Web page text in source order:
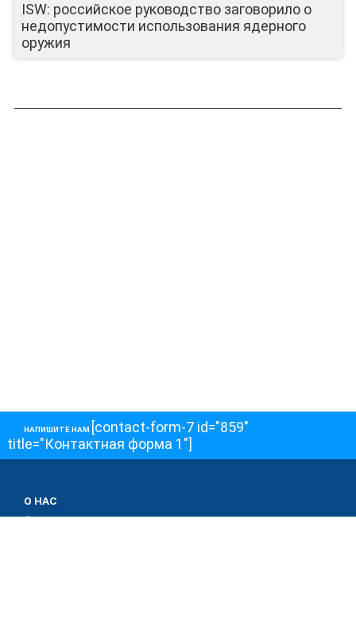
ISW: российское руководство заговорило о
недопустимости использования ядерного
оружия
О НАС
О телеканале
НАПИШИТЕ НАМ [contact-form-7 id="859"
title="Контактная форма 1"]